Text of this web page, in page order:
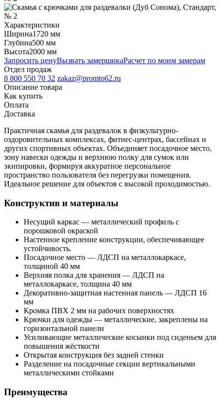
Характеристики
Ширина1720 мм
Глубина500 мм
Высота2000 мм
Запросить ценуВызвать замерщикаРасчет по моим замерам
Отдел продаж
8 800 550 70 32 zakaz@promto62.ru
Описание товара
Как купить
Оплата
Доставка
Практичная скамья для раздевалок в физкультурно-
оздоровительных комплексах, фитнес-центрах, бассейнах и
других спортивных объектах. Объединяет посадочное место,
зону навески одежды и верхнюю полку для сумок или
экипировки, формируя аккуратное персональное
пространство пользователя без перегрузки помещения.
Идеальное решение для объектов с высокой проходимостью.
Конструктив и материалы
Несущий каркас — металлический профиль с
порошковой окраской
Настенное крепление конструкции, обеспечивающее
устойчивость.
Посадочное место — ЛДСП на металлокаркасе,
толщиной 40 мм
Верхняя полка для хранения — ЛДСП на
металлокаркасе, толщина 40 мм
Декоративно-защитная настенная панель — ЛДСП 16
мм
Кромка ПВХ 2 мм на рабочих поверхностях
Крючки для одежды — металлические, закреплены на
горизонтальной панели
Усиливающие металлические косынки под сиденьем для
повышения жёсткости
Открытая конструкция без задней стенки
Разделение на посадочные секции вертикальными
металлическими стойками
Преимущества